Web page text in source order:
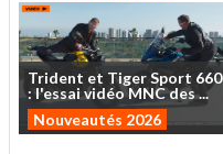
Trident et TigerSport 660
: l'essaividéo MNCdes...
Nouveautés 2026